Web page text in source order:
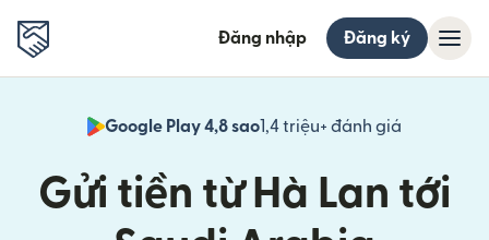
Đăng nhập Đăng ký
Google Play 4,8 sao1,4 triệu+ đánh giá
Gửi tiền từ Hà Lan tới